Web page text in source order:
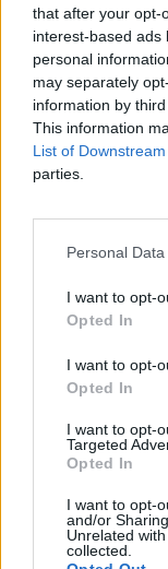
that after your opt-
interest-based ads
personal
may separately
information by
This information
List of
parties.
Personal
I want to opt-
Opted In
I want to opt-
Opted In
I want to opt-
Targeted
Opted In
I want to opt-
and/or
Unrelated
collected.
Rolnik zaorał
ok. 400 tys. zł
W piątek w
marki Ursus celowo
pługiem ok. 200
Aleksandra Cieślik
Wczoraj 18:17
Reklama
Reklama